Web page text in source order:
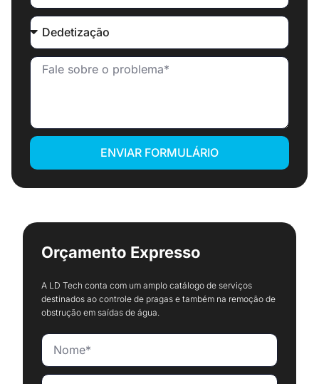
ENVIAR FORMULÁRIO
Orçamento Expresso
A LD Tech conta com um amplo catálogo de serviços
destinados ao controle de pragas e também na remoção de
obstrução em saídas de água.